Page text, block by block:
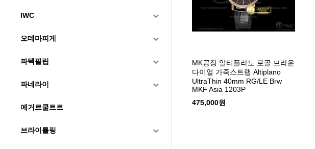
IWC
오데마피게
파텍필립
파네라이
예거르쿨트르
브라이틀링
MK공장 알티플라노 로골 브라운
다이얼 가죽스트랩 Altiplano
UltraThin 40mm RG/LE Brw
MKF Asia 1203P
475,000원